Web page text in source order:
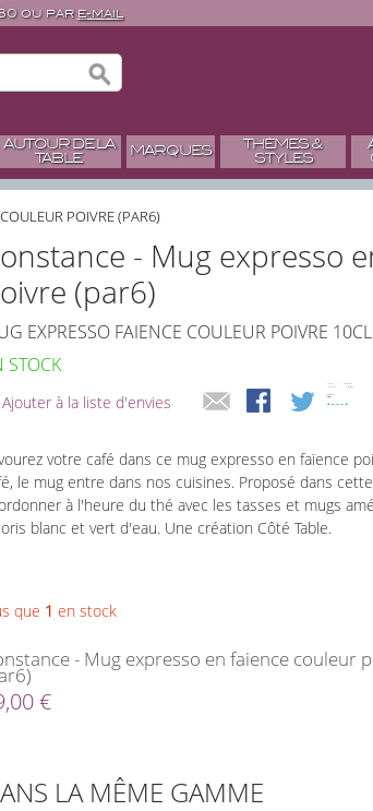
ou par e-mail
AUTOUR DE LA
TABLE
MARQUES
THÈMES &
STYLES
POIVRE (PAR6)
- Mug expresso
(par6)
EXPRESSO FAIENCE COULEUR POIVRE 10CL
STOCK
Ajouter à la liste d'envies
votre café dans ce mug expresso en faïence
le mug entre dans nos cuisines. Proposé dans
à l'heure du thé avec les tasses et mugs
blanc et vert d'eau. Une création Côté Table.
que 1 en stock
- Mug expresso en faience couleur
€
LA MÊME GAMME